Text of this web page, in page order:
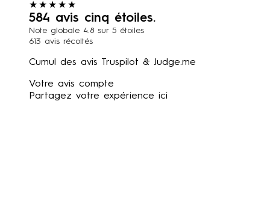
★★★★★
584 avis cinq étoiles.
Note globale 4.8 sur 5 étoiles
613 avis récoltés
Cumul des avis Truspilot & Judge.me
Votre avis compte
Partagez votre expérience ici